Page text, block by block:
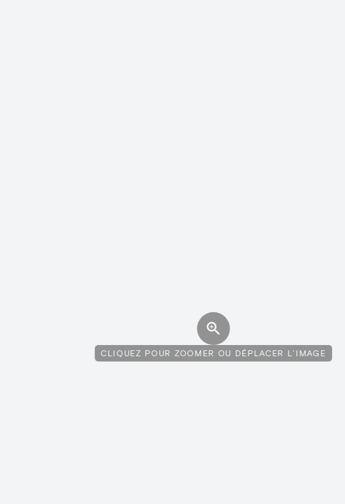
CLIQUEZ POUR ZOOMER OU DÉPLACER L'IMAGE